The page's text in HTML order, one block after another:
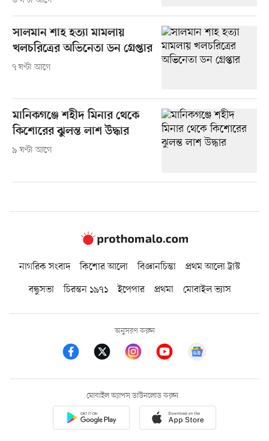
সালমান শাহ হত্যা মামলায়
খলচরিত্রের অভিনেতা ডন গ্রেপ্তার
৭ ঘণ্টা আগে
মানিকগঞ্জে শহীদ মিনার থেকে
কিশোরের ঝুলন্ত লাশ উদ্ধার
৯ ঘণ্টা আগে
নাগরিক সংবাদ কিশোর আলো বিজ্ঞানচিন্তা
প্রথম আলো ট্রাস্ট
বন্ধুসভা
চিরন্তন ১৯৭১ ইপেপার প্রথমা মোবাইল ভ্যাস
অনুসরণ করুন
মোবাইল অ্যাপস ডাউনলোড করুন